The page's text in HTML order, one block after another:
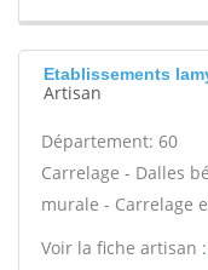
Etablissements
Artisan
Département: 60
Carrelage - Dalles
murale - Carrelage
Voir la fiche artisan :